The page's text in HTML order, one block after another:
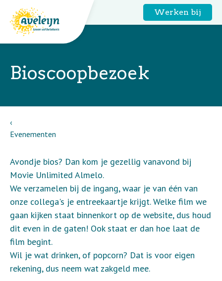
Werken bij
Bioscoopbezoek
Evenementen
Avondje bios? Dan kom je gezellig vanavond bij
Movie Unlimited Almelo.
We verzamelen bij de ingang, waar je van één van
onze collega's je entreekaartje krijgt. Welke film we
gaan kijken staat binnenkort op de website, dus houd
dit even in de gaten! Ook staat er dan hoe laat de
film begint.
Wil je wat drinken, of popcorn? Dat is voor eigen
rekening, dus neem wat zakgeld mee.